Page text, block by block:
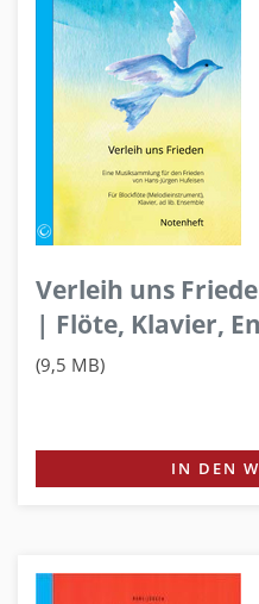
Verleih uns
| Flöte, Klavier,
(9,5 MB)
IN DEN